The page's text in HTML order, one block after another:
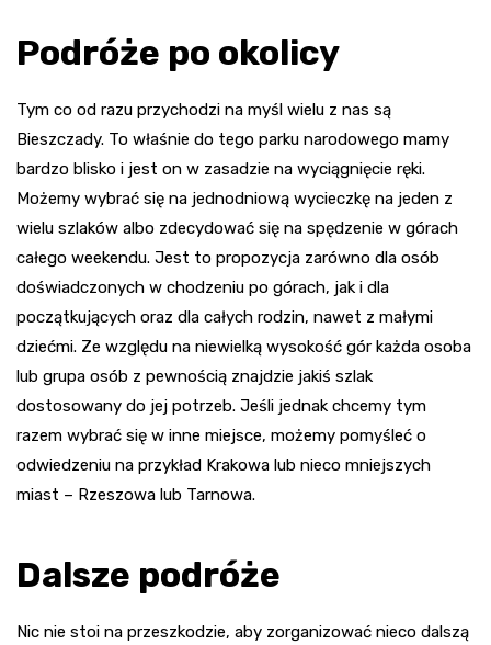
Podróże po okolicy
Tym co od razu przychodzi na myśl wielu z nas są
Bieszczady. To właśnie do tego parku narodowego mamy
bardzo blisko i jest on w zasadzie na wyciągnięcie ręki.
Możemy wybrać się na jednodniową wycieczkę na jeden z
wielu szlaków albo zdecydować się na spędzenie w górach
całego weekendu. Jest to propozycja zarówno dla osób
doświadczonych w chodzeniu po górach, jak i dla
początkujących oraz dla całych rodzin, nawet z małymi
dziećmi. Ze względu na niewielką wysokość gór każda osoba
lub grupa osób z pewnością znajdzie jakiś szlak
dostosowany do jej potrzeb. Jeśli jednak chcemy tym
razem wybrać się w inne miejsce, możemy pomyśleć o
odwiedzeniu na przykład Krakowa lub nieco mniejszych
miast – Rzeszowa lub Tarnowa.
Dalsze podróże
Nic nie stoi na przeszkodzie, aby zorganizować nieco dalszą